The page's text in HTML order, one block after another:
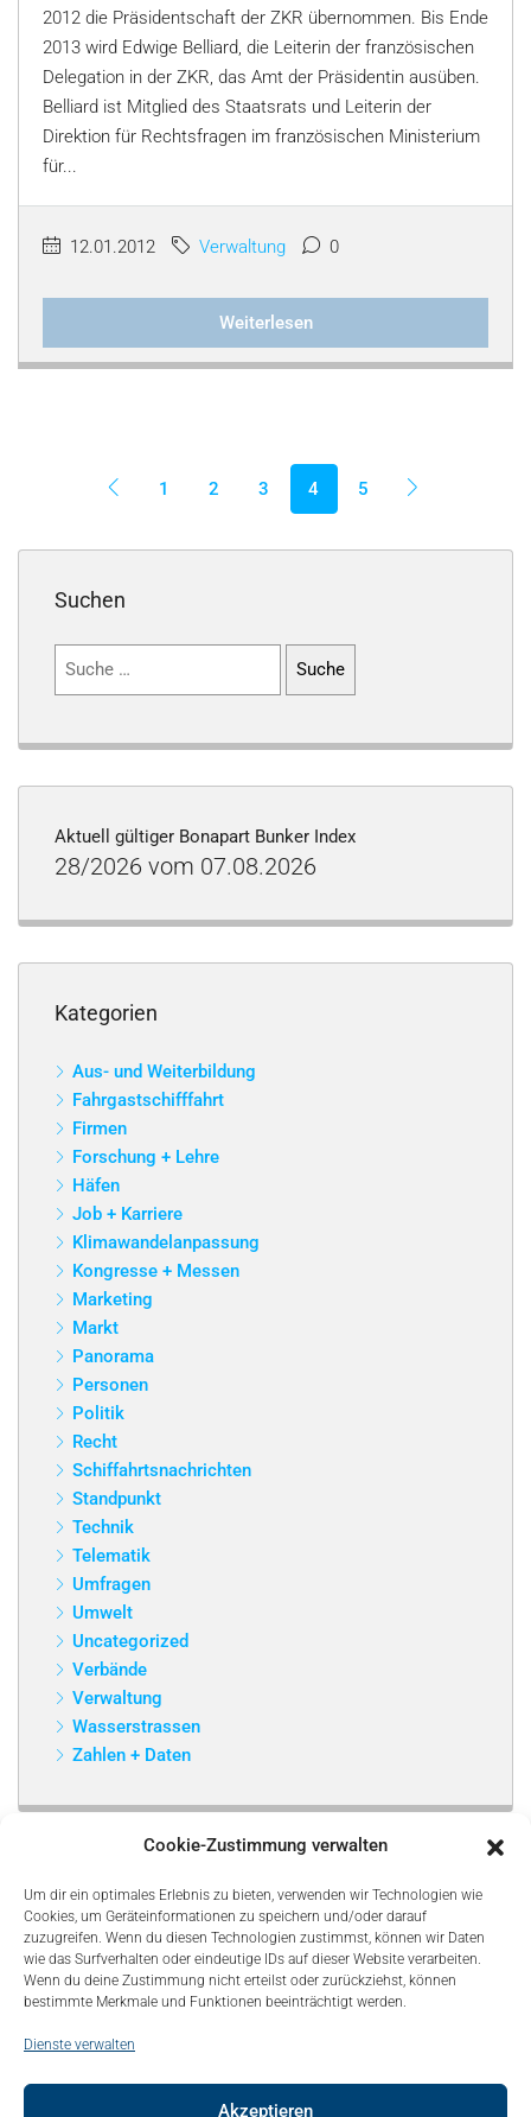
Cookie-Zustimmung verwalten
Um dir ein optimales Erlebnis zu bieten, verwenden wir Technologien wie
Cookies, um Geräteinformationen zu speichern und/oder darauf
zuzugreifen. Wenn du diesen Technologien zustimmst, können wir Daten
wie das Surfverhalten oder eindeutige IDs auf dieser Website verarbeiten.
Wenn du deine Zustimmung nicht erteilst oder zurückziehst, können
bestimmte Merkmale und Funktionen beeinträchtigt werden.
Dienste verwalten
Akzeptieren
2012 die Präsidentschaft der ZKR übernommen. Bis Ende
2013 wird Edwige Belliard, die Leiterin der französischen
Delegation in der ZKR, das Amt der Präsidentin ausüben.
Belliard ist Mitglied des Staatsrats und Leiterin der
Direktion für Rechtsfragen im französischen Ministerium
für...
12.01.2012 Verwaltung 0
Weiterlesen
1 2 3 4 5
Suchen
Suchen
Aktuell gültiger Bonapart Bunker Index
28/2026 vom 07.08.2026
Kategorien
Aus- und Weiterbildung
Fahrgastschifffahrt
Firmen
Forschung + Lehre
Häfen
Job + Karriere
Klimawandelanpassung
Kongresse + Messen
Marketing
Markt
Panorama
Personen
Politik
Recht
Schiffahrtsnachrichten
Standpunkt
Technik
Telematik
Umfragen
Umwelt
Uncategorized
Verbände
Verwaltung
Wasserstrassen
Zahlen + Daten